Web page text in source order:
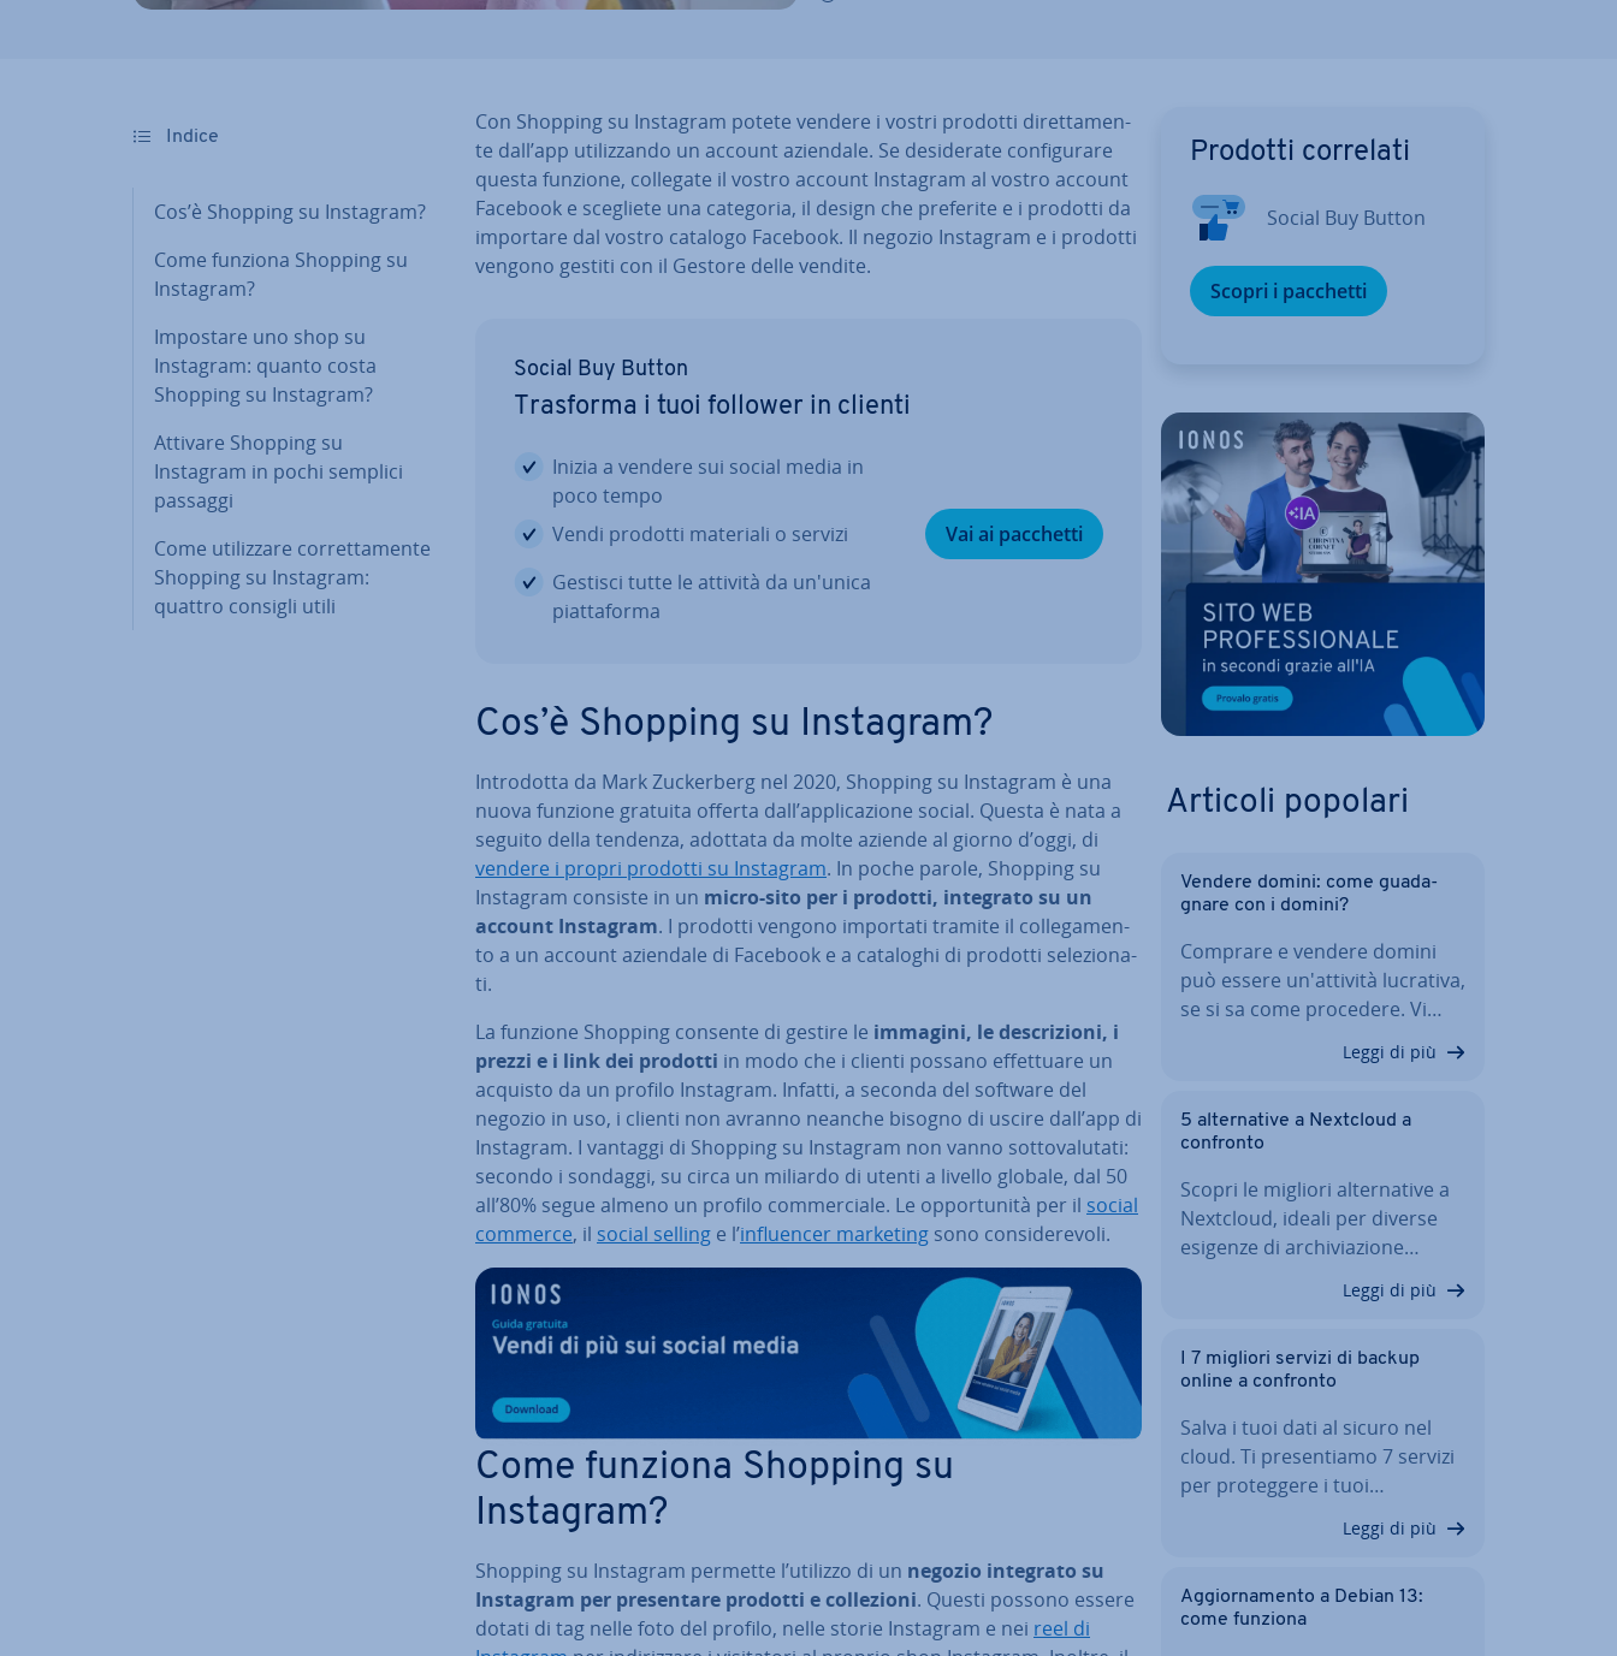
Indice
Cos’è Shopping su Instagram?
Come funziona Shopping su
Instagram?
Impostare uno shop su
Instagram: quanto costa
Shopping su Instagram?
Attivare Shopping su
Instagram in pochi semplici
passaggi
Come uti­liz­za­re cor­ret­ta­men­te
Shopping su Instagram:
quattro consigli utili
Con Shopping su Instagram potete vendere i vostri prodotti di­ret­ta­men­
te dall’app uti­liz­zan­do un account aziendale. Se de­si­de­ra­te con­fi­gu­ra­re
questa funzione, collegate il vostro account Instagram al vostro account
Facebook e scegliete una categoria, il design che preferite e i prodotti da
importare dal vostro catalogo Facebook. Il negozio Instagram e i prodotti
vengono gestiti con il Gestore delle vendite.
Social Buy Button
Trasforma i tuoi follower in clienti
Inizia a vendere sui social media in
poco tempo
Vendi prodotti materiali o servizi
Gestisci tutte le attività da un'unica
piat­ta­for­ma
Vai ai pacchetti
Cos’è Shopping su Instagram?
In­tro­dot­ta da Mark Zuc­ker­berg nel 2020, Shopping su Instagram è una
nuova funzione gratuita offerta dall’ap­pli­ca­zio­ne social. Questa è nata a
seguito della tendenza, adottata da molte aziende al giorno d’oggi, di
vendere i propri prodotti su Instagram. In poche parole, Shopping su
Instagram consiste in un micro-sito per i prodotti, integrato su un
account Instagram. I prodotti vengono importati tramite il col­le­ga­men­
to a un account aziendale di Facebook e a cataloghi di prodotti se­le­zio­na­
ti.
La funzione Shopping consente di gestire le immagini, le de­scri­zio­ni, i
prezzi e i link dei prodotti in modo che i clienti possano ef­fet­tua­re un
acquisto da un profilo Instagram. Infatti, a seconda del software del
negozio in uso, i clienti non avranno neanche bisogno di uscire dall’app di
Instagram. I vantaggi di Shopping su Instagram non vanno sot­to­va­lu­ta­ti:
secondo i sondaggi, su circa un miliardo di utenti a livello globale, dal 50
all’80% segue almeno un profilo com­mer­cia­le. Le op­por­tu­ni­tà per il social
commerce, il social selling e l’in­fluen­cer marketing sono con­si­de­re­vo­li.
Come funziona Shopping su
Instagram?
Shopping su Instagram permette l’utilizzo di un negozio integrato su
Instagram per pre­sen­ta­re prodotti e col­le­zio­ni. Questi possono essere
dotati di tag nelle foto del profilo, nelle storie Instagram e nei reel di
Prodotti correlati
Social Buy Button
Scopri i pacchetti
Articoli popolari
Vendere domini: come gua­da­
gna­re con i domini?
Comprare e vendere domini
può essere un'at­ti­vi­tà lucrativa,
se si sa come procedere. Vi…
Leggi di più
5 al­ter­na­ti­ve a Nextcloud a
confronto
Scopri le migliori al­ter­na­ti­ve a
Nextcloud, ideali per diverse
esigenze di ar­chi­via­zio­ne…
Leggi di più
I 7 migliori servizi di backup
online a confronto
Salva i tuoi dati al sicuro nel
cloud. Ti pre­sen­tia­mo 7 servizi
per pro­teg­ge­re i tuoi…
Leggi di più
Ag­gior­na­men­to a Debian 13:
come funziona